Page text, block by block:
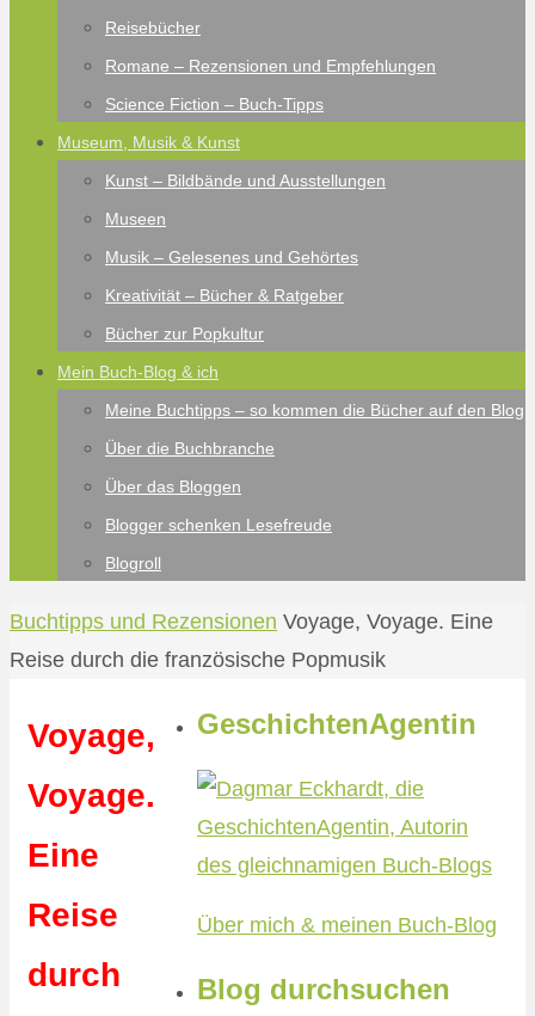
Reisebücher
Romane – Rezensionen und Empfehlungen
Science Fiction – Buch-Tipps
Museum, Musik & Kunst
Kunst – Bildbände und Ausstellungen
Museen
Musik – Gelesenes und Gehörtes
Kreativität – Bücher & Ratgeber
Bücher zur Popkultur
Mein Buch-Blog & ich
Meine Buchtipps – so kommen die Bücher auf den Blog
Über die Buchbranche
Über das Bloggen
Blogger schenken Lesefreude
Blogroll
Start
Buchtipps und Rezensionen Voyage, Voyage. Eine
Reise durch die französische Popmusik
Voyage,
Voyage.
Eine
Reise
durch
GeschichtenAgentin
Über mich & meinen Buch-Blog
Blog durchsuchen